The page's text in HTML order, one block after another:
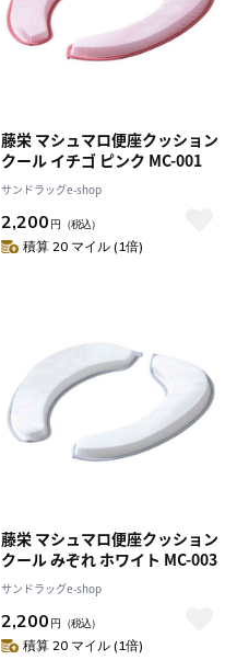
藤栄 マシュマロ便座クッション
クール イチゴ ピンク MC-001
サンドラッグe-shop
2,200 円 （税込）
積算 20 マイル (1倍)
藤栄 マシュマロ便座クッション
クール みぞれ ホワイト MC-003
サンドラッグe-shop
2,200 円 （税込）
積算 20 マイル (1倍)